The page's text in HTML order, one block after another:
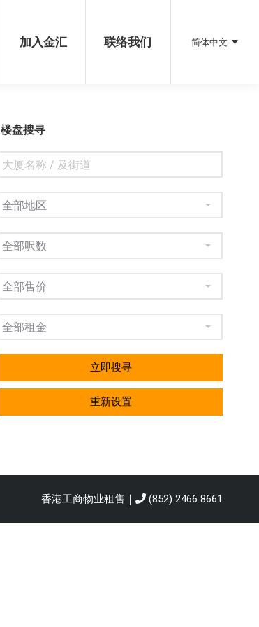
加入金汇 联络我们 简体中文
楼盘搜寻
立即搜寻
重新设置
香港工商物业租售｜ (852) 2466 8661